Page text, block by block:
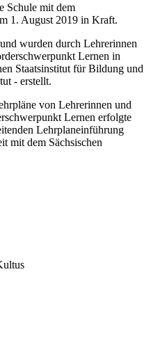
Schule mit dem
1. August 2019 in Kraft.
wurden durch Lehrerinnen
Lernen in
Staatsinstitut für Bildung und
- erstellt.
von Lehrerinnen und
Lernen erfolgte
Lehrplaneinführung
mit dem Sächsischen